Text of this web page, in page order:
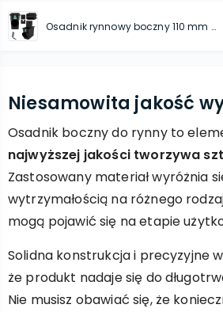
Osadnik rynnowy boczny 110 mm czarny 10 szt.
Niesamowita jakość
Osadnik boczny do rynny to
najwyższej jakości tworzywa
Zastosowany materiał wyróżnia
wytrzymałością na różnego
mogą pojawić się na etapie
Solidna konstrukcja i precyzyjne
że produkt nadaje się do
Nie musisz obawiać się, że